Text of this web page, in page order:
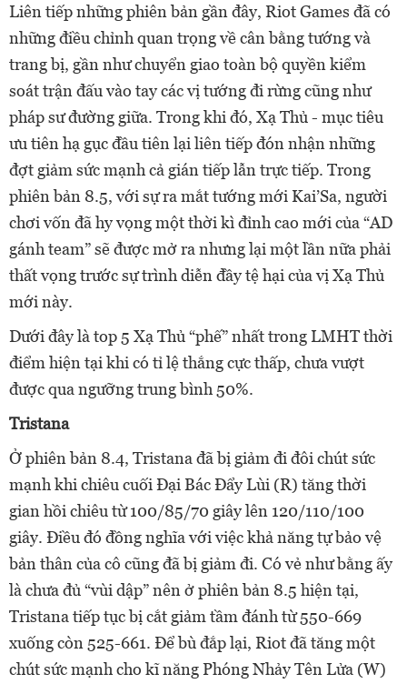
Liên tiếp những phiên bản gần đây, Riot Games đã có
những điều chỉnh quan trọng về cân bằng tướng và
trang bị, gần như chuyển giao toàn bộ quyền kiểm
soát trận đấu vào tay các vị tướng đi rừng cũng như
pháp sư đường giữa. Trong khi đó, Xạ Thủ - mục tiêu
ưu tiên hạ gục đầu tiên lại liên tiếp đón nhận những
đợt giảm sức mạnh cả gián tiếp lẫn trực tiếp. Trong
phiên bản 8.5, với sự ra mắt tướng mới Kai’Sa, người
chơi vốn đã hy vọng một thời kì đỉnh cao mới của “AD
gánh team” sẽ được mở ra nhưng lại một lần nữa phải
thất vọng trước sự trình diễn đầy tệ hại của vị Xạ Thủ
mới này.
Dưới đây là top 5 Xạ Thủ “phế” nhất trong LMHT thời
điểm hiện tại khi có tỉ lệ thắng cực thấp, chưa vượt
được qua ngưỡng trung bình 50%.
Tristana
Ở phiên bản 8.4, Tristana đã bị giảm đi đôi chút sức
mạnh khi chiêu cuối Đại Bác Đẩy Lùi (R) tăng thời
gian hồi chiêu từ 100/85/70 giây lên 120/110/100
giây. Điều đó đồng nghĩa với việc khả năng tự bảo vệ
bản thân của cô cũng đã bị giảm đi. Có vẻ như bằng ấy
là chưa đủ “vùi dập” nên ở phiên bản 8.5 hiện tại,
Tristana tiếp tục bị cắt giảm tầm đánh từ 550-669
xuống còn 525-661. Để bù đắp lại, Riot đã tăng một
chút sức mạnh cho kĩ năng Phóng Nhảy Tên Lửa (W)